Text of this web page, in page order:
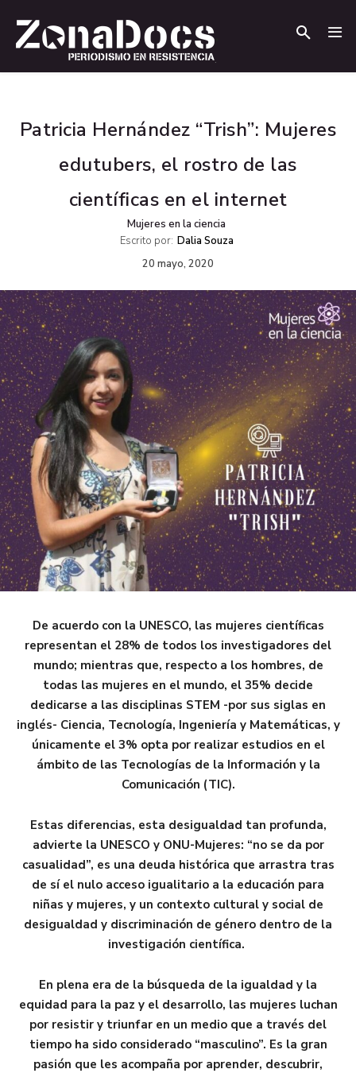
Patricia Hernández “Trish”: Mujeres
edutubers, el rostro de las
científicas en el internet
Mujeres en la ciencia
Escrito por: Dalia Souza
20 mayo, 2020
De acuerdo con la UNESCO, las mujeres científicas
representan el 28% de todos los investigadores del
mundo; mientras que, respecto a los hombres, de
todas las mujeres en el mundo, el 35% decide
dedicarse a las disciplinas STEM -por sus siglas en
inglés- Ciencia, Tecnología, Ingeniería y Matemáticas, y
únicamente el 3% opta por realizar estudios en el
ámbito de las Tecnologías de la Información y la
Comunicación (TIC).
Estas diferencias, esta desigualdad tan profunda,
advierte la UNESCO y ONU-Mujeres: “no se da por
casualidad”, es una deuda histórica que arrastra tras
de sí el nulo acceso igualitario a la educación para
niñas y mujeres, y un contexto cultural y social de
desigualdad y discriminación de género dentro de la
investigación científica.
En plena era de la búsqueda de la igualdad y la
equidad para la paz y el desarrollo, las mujeres luchan
por resistir y triunfar en un medio que a través del
tiempo ha sido considerado “masculino”. Es la gran
pasión que les acompaña por aprender, descubrir,